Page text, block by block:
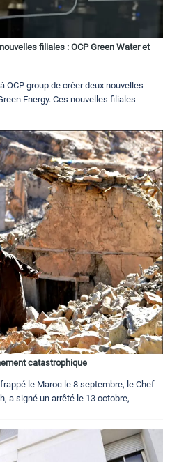
filiales : OCP Green Water et
OCP group de créer deux nouvelles
Energy. Ces nouvelles filiales
catastrophique
le Maroc le 8 septembre, le Chef
a signé un arrêté le 13 octobre,